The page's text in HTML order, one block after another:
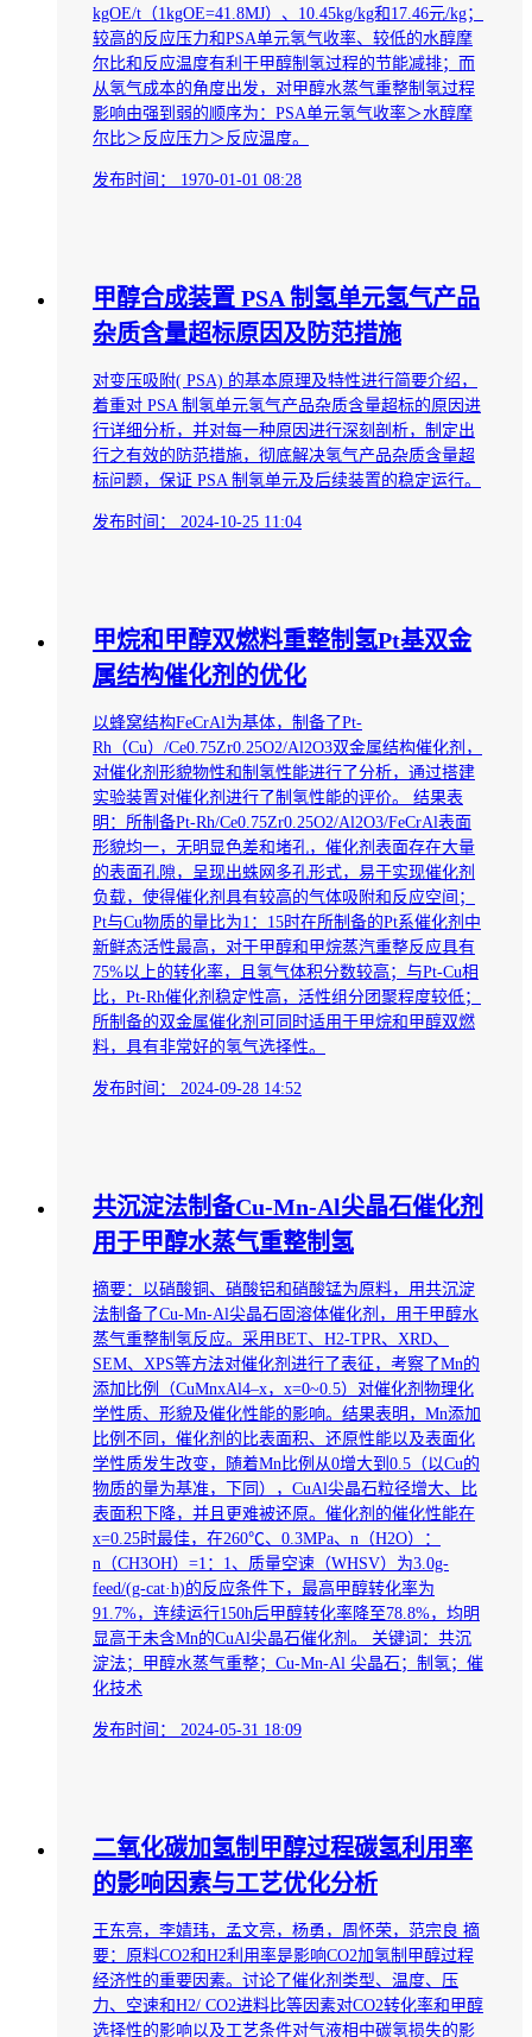
kgOE/t（1kgOE=41.8MJ）、10.45kg/kg和17.46元/kg；
较高的反应压力和PSA单元氢气收率、较低的水醇摩
尔比和反应温度有利于甲醇制氢过程的节能减排；而
从氢气成本的角度出发，对甲醇水蒸气重整制氢过程
影响由强到弱的顺序为：PSA单元氢气收率＞水醇摩
尔比＞反应压力＞反应温度。
发布时间： 1970-01-01 08:28
甲醇合成装置 PSA 制氢单元氢气产品
杂质含量超标原因及防范措施
对变压吸附( PSA) 的基本原理及特性进行简要介绍，
着重对 PSA 制氢单元氢气产品杂质含量超标的原因进
行详细分析，并对每一种原因进行深刻剖析，制定出
行之有效的防范措施，彻底解决氢气产品杂质含量超
标问题，保证 PSA 制氢单元及后续装置的稳定运行。
发布时间： 2024-10-25 11:04
甲烷和甲醇双燃料重整制氢Pt基双金
属结构催化剂的优化
以蜂窝结构FeCrAl为基体，制备了Pt-
Rh（Cu）/Ce0.75Zr0.25O2/Al2O3双金属结构催化剂，
对催化剂形貌物性和制氢性能进行了分析，通过搭建
实验装置对催化剂进行了制氢性能的评价。 结果表
明：所制备Pt-Rh/Ce0.75Zr0.25O2/Al2O3/FeCrAl表面
形貌均一，无明显色差和堵孔，催化剂表面存在大量
的表面孔隙，呈现出蛛网多孔形式，易于实现催化剂
负载，使得催化剂具有较高的气体吸附和反应空间；
Pt与Cu物质的量比为1：15时在所制备的Pt系催化剂中
新鲜态活性最高，对于甲醇和甲烷蒸汽重整反应具有
75%以上的转化率，且氢气体积分数较高；与Pt-Cu相
比，Pt-Rh催化剂稳定性高，活性组分团聚程度较低；
所制备的双金属催化剂可同时适用于甲烷和甲醇双燃
料，具有非常好的氢气选择性。
发布时间： 2024-09-28 14:52
共沉淀法制备Cu-Mn-Al尖晶石催化剂
用于甲醇水蒸气重整制氢
摘要：以硝酸铜、硝酸铝和硝酸锰为原料，用共沉淀
法制备了Cu-Mn-Al尖晶石固溶体催化剂，用于甲醇水
蒸气重整制氢反应。采用BET、H2-TPR、XRD、
SEM、XPS等方法对催化剂进行了表征，考察了Mn的
添加比例（CuMnxAl4–x，x=0~0.5）对催化剂物理化
学性质、形貌及催化性能的影响。结果表明，Mn添加
比例不同，催化剂的比表面积、还原性能以及表面化
学性质发生改变，随着Mn比例从0增大到0.5（以Cu的
物质的量为基准，下同），CuAl尖晶石粒径增大、比
表面积下降，并且更难被还原。催化剂的催化性能在
x=0.25时最佳，在260℃、0.3MPa、n（H2O）：
n（CH3OH）=1：1、质量空速（WHSV）为3.0g-
feed/(g-cat·h)的反应条件下，最高甲醇转化率为
91.7%，连续运行150h后甲醇转化率降至78.8%，均明
显高于未含Mn的CuAl尖晶石催化剂。 关键词：共沉
淀法；甲醇水蒸气重整；Cu-Mn-Al 尖晶石；制氢；催
化技术
发布时间： 2024-05-31 18:09
二氧化碳加氢制甲醇过程碳氢利用率
的影响因素与工艺优化分析
王东亮，李婧玮，孟文亮，杨勇，周怀荣，范宗良 摘
要：原料CO2和H2利用率是影响CO2加氢制甲醇过程
经济性的重要因素。讨论了催化剂类型、温度、压
力、空速和H2/ CO2进料比等因素对CO2转化率和甲醇
选择性的影响以及工艺条件对气液相中碳氢损失的影